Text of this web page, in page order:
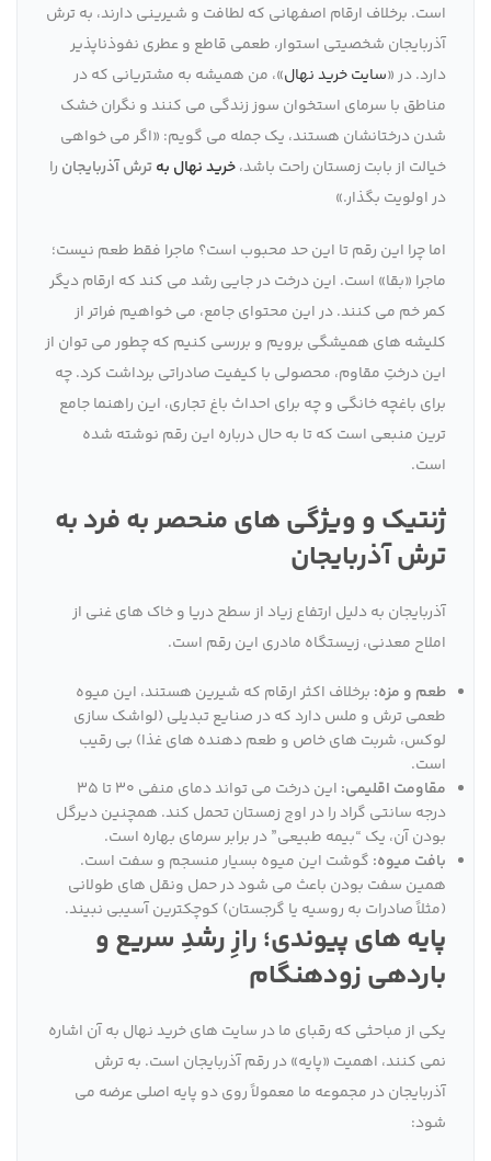
است. برخلاف ارقام اصفهانی که لطافت و شیرینی دارند، به ترش
آذربایجان شخصیتی استوار، طعمی قاطع و عطری نفوذناپذیر
دارد. در «سایت خرید نهال»، من همیشه به مشتریانی که در
مناطق با سرمای استخوان سوز زندگی می کنند و نگران خشک
شدن درختانشان هستند، یک جمله می گویم: «اگر می خواهی
خیالت از بابت زمستان راحت باشد،خرید نهال بهترش آذربایجان را
در اولویت بگذار.»
اما چرا این رقم تا این حد محبوب است؟ ماجرا فقط طعم نیست؛
ماجرا «بقا» است. این درخت در جایی رشد می کند که ارقام دیگر
کمر خم می کنند. در این محتوای جامع، می خواهیم فراتر از
کلیشه های همیشگی برویم و بررسی کنیم که چطور می توان از
این درختِ مقاوم، محصولی با کیفیت صادراتی برداشت کرد. چه
برای باغچه خانگی و چه برای احداث باغ تجاری، این راهنما جامع
ترین منبعی است که تا به حال درباره این رقم نوشته شده
است.
ژنتیک و ویژگی های منحصر به فرد به
ترش آذربایجان
آذربایجان به دلیل ارتفاع زیاد از سطح دریا و خاک های غنی از
املاح معدنی، زیستگاه مادری این رقم است.
طعم و مزه: برخلاف اکثر ارقام که شیرین هستند، این میوه
طعمی ترش و ملس دارد که در صنایع تبدیلی (لواشک سازی
لوکس، شربت های خاص و طعم دهنده های غذا) بی رقیب
است.
مقاومت اقلیمی:
این درخت می تواند دمای منفی ۳۰ تا ۳۵
درجه سانتی گراد را در اوج زمستان تحمل کند. همچنین دیرگل
بودن آن، یک “بیمه طبیعی” در برابر سرمای بهاره است.
بافت میوه: گوشت این میوه بسیار منسجم و سفت است.
همین سفت بودن باعث می شود در حمل ونقل های طولانی
(مثلاً صادرات به روسیه یا گرجستان) کوچکترین آسیبی نبیند.
پایه های پیوندی؛ رازِ رشدِ سریع و
باردهی زودهنگام
یکی از مباحثی که رقبای ما در سایت های خرید نهال به آن اشاره
نمی کنند، اهمیت «پایه» در رقم آذربایجان است. به ترش
آذربایجان در مجموعه ما معمولاً روی دو پایه اصلی عرضه می
شود: